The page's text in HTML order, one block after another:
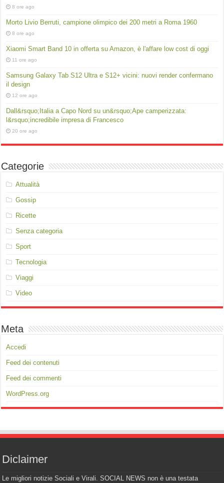
8 ore ago
Morto Livio Berruti, campione olimpico dei 200 metri a Roma 1960
8 ore ago
Xiaomi Smart Band 10 in offerta su Amazon, è l'affare low cost di oggi
11 ore ago
Samsung Galaxy Tab S12 Ultra e S12+ vicini: nuovi render confermano
il design
12 ore ago
Dall&rsquo;Italia a Capo Nord su un&rsquo;Ape camperizzata:
l&rsquo;incredibile impresa di Francesco
20 ore ago
Categorie
Attualità
Gossip
Ricette
Senza categoria
Sport
Tecnologia
Viaggi
Video
Meta
Accedi
Feed dei contenuti
Feed dei commenti
WordPress.org
Diclaimer
Le migliori notizie Sociali e Virali. SOCIAL NEWS non è una testata